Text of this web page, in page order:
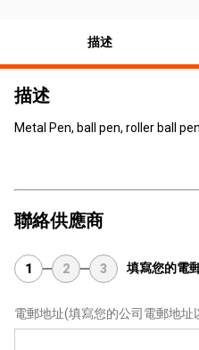
描述
描述
Metal Pen, ball pen, roller ball
聯絡供應商
1 2 3 填寫您的電
電郵地址(填寫您的公司電郵地址